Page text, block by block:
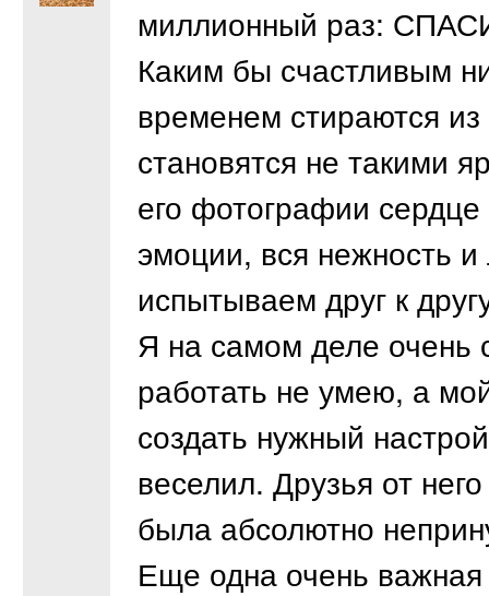
миллионный раз:
Каким бы счастливым
временем стираются
становятся не такими
его фотографии
эмоции, вся нежность
испытываем друг к
Я на самом деле очень
работать не умею, а
создать нужный
веселил. Друзья от
была абсолютно
Еще одна очень важная